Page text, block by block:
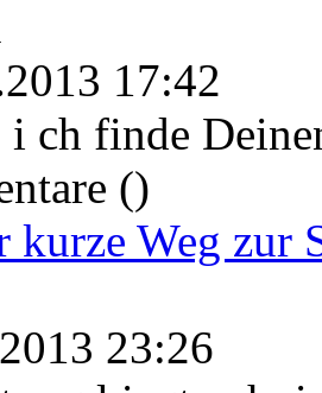
17:42
ch finde
()
kurze Weg zur
23:26